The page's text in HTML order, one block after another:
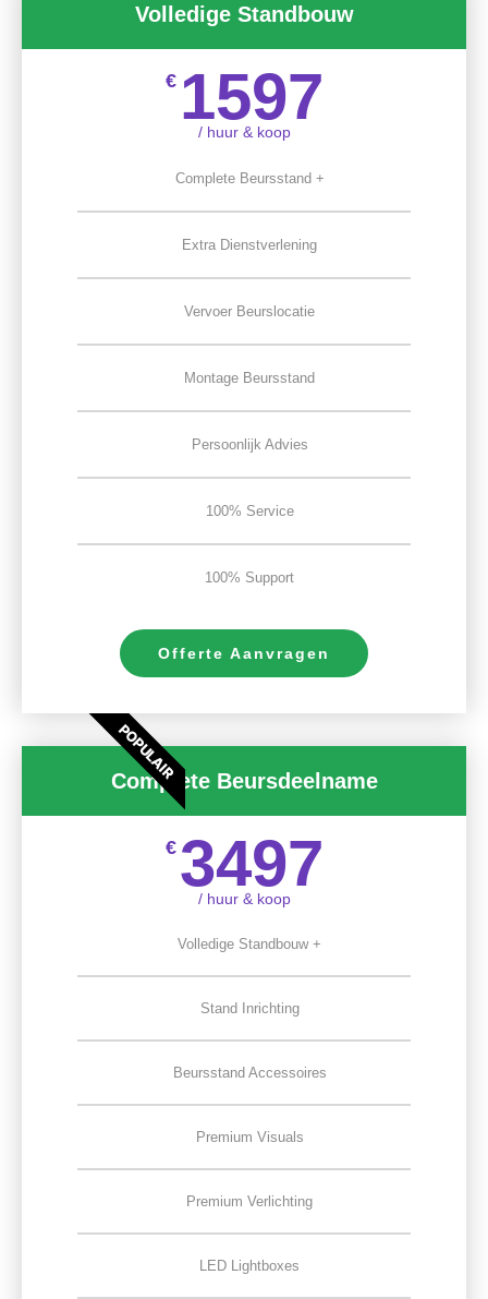
Volledige Standbouw
€ 1597
/ huur & koop
Complete Beursstand +
Extra Dienstverlening
Vervoer Beurslocatie
Montage Beursstand
Persoonlijk Advies
100% Service
100% Support
Offerte Aanvragen
POPULAIR
Complete Beursdeelname
€ 3497
/ huur & koop
Volledige Standbouw +
Stand Inrichting
Beursstand Accessoires
Premium Visuals
Premium Verlichting
LED Lightboxes